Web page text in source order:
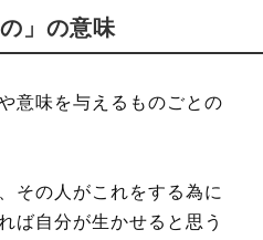
」の意味
意味を与えるものごとの
その人がこれをする為に
ば自分が生かせると思う